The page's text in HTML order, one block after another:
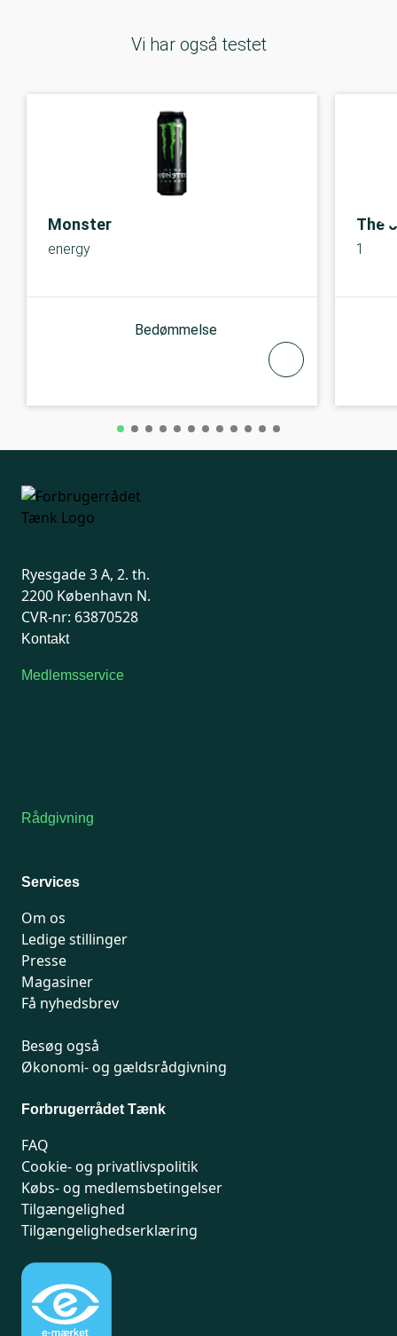
Vi har også testet
Monster
energy
Bedømmelse
The
1
Ryesgade 3 A, 2. th.
2200 København N.
CVR-nr: 63870528
Kontakt
Medlemsservice
Rådgivning
Services
Om os
Ledige stillinger
Presse
Magasiner
Få nyhedsbrev
Besøg også
Økonomi- og gældsrådgivning
Forbrugerrådet Tænk
FAQ
Cookie- og privatlivspolitik
Købs- og medlemsbetingelser
Tilgængelighed
Tilgængelighedserklæring